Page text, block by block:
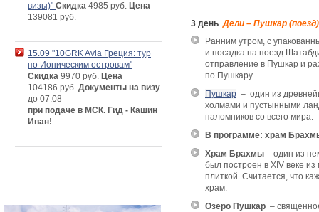
3 день Дели – Пушкар (поезд)
Ранним утром, с
и посадка на поезд
отправление в Пушкар и
по Пушкару.
Пушкар – один из
холмами и пустынными
паломников со всего мира.
В программе: храм
Храм Брахмы – один из
был построен в XIV веке
плиткой. Считается, что
храм.
Озеро Пушкар –
визы)" Скидка 4985 руб. Цена
139081 руб.
15.09 "10GRK Avia Греция: тур
по Ионическим островам"
Скидка 9970 руб. Цена
104186 руб. Документы на визу
до 07.08
при подаче в МСК. Гид - Кашин
Иван!